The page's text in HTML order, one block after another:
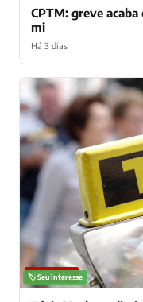
CPTM: greve
mi
Há 3 dias
NOTÍCIAS
🏷️ Seu interesse